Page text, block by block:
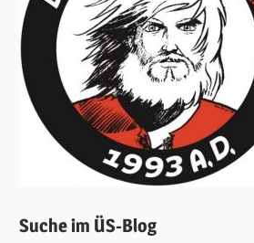
Suche im ÜS-Blog